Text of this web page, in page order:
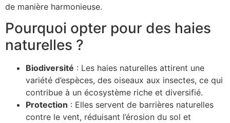
de manière harmonieuse.
Pourquoi opter pour des haies
naturelles ?
Biodiversité : Les haies naturelles attirent une
variété d’espèces, des oiseaux aux insectes, ce qui
contribue à un écosystème riche et diversifié.
Protection : Elles servent de barrières naturelles
contre le vent, réduisant l’érosion du sol et